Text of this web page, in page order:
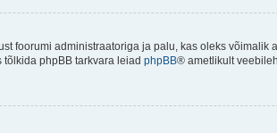
foorumi administraatoriga ja palu, kas oleks võimalik
phpBB tarkvara leiad phpBB® ametlikult